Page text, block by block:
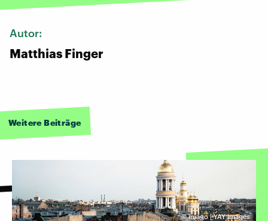
Autor:
Matthias Finger
Weitere Beiträge
©imago | YAY Images